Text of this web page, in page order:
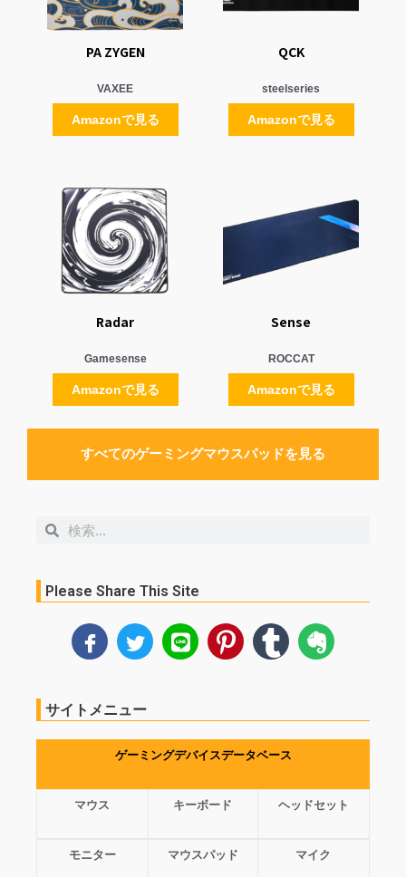
PA ZYGEN
VAXEE
Amazonで見る
QCK
steelseries
Amazonで見る
Radar
Gamesense
Amazonで見る
Sense
ROCCAT
Amazonで見る
すべてのゲーミングマウスパッドを見る
検
検
Please Share This Site
サイトメニュー
ゲーミングデバイスデータベース
マウス キーボード ヘッドセット
モニター マウスパッド マイク